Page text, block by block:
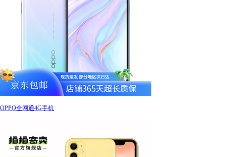
OPPO全网通4G手机